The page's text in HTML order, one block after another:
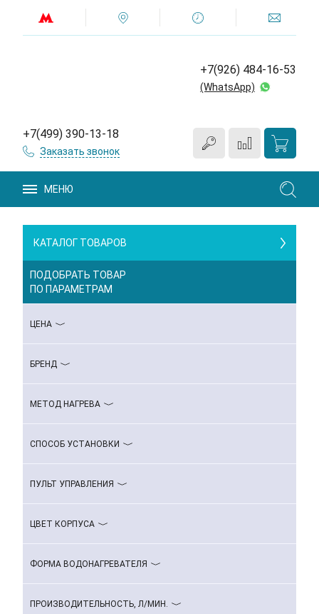
+7(926) 484-16-53
(WhatsApp)
+7(499) 390-13-18
Заказать звонок
МЕНЮ
КАТАЛОГ ТОВАРОВ
ПОДОБРАТЬ ТОВАР
ПО ПАРАМЕТРАМ
ЦЕНА
БРЕНД
МЕТОД НАГРЕВА
СПОСОБ УСТАНОВКИ
ПУЛЬТ УПРАВЛЕНИЯ
ЦВЕТ КОРПУСА
ФОРМА ВОДОНАГРЕВАТЕЛЯ
ПРОИЗВОДИТЕЛЬНОСТЬ, Л/МИН.